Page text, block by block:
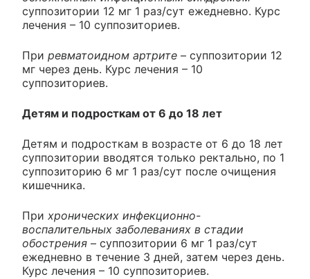
суппозитории 12 мг 1 раз/сут ежедневно. Курс
лечения – 10 суппозиториев.
При ревматоидном артрите – суппозитории 12
мг через день. Курс лечения – 10
суппозиториев.
Детям и подросткам от 6 до 18 лет
Детям и подросткам в возрасте от 6 до 18 лет
суппозитории вводятся только ректально, по 1
суппозиторию 6 мг 1 раз/сут после очищения
кишечника.
При хронических инфекционно-
воспалительных заболеваниях в стадии
обострения – суппозитории 6 мг 1 раз/сут
ежедневно в течение 3 дней, затем через день.
Курс лечения – 10 суппозиториев.